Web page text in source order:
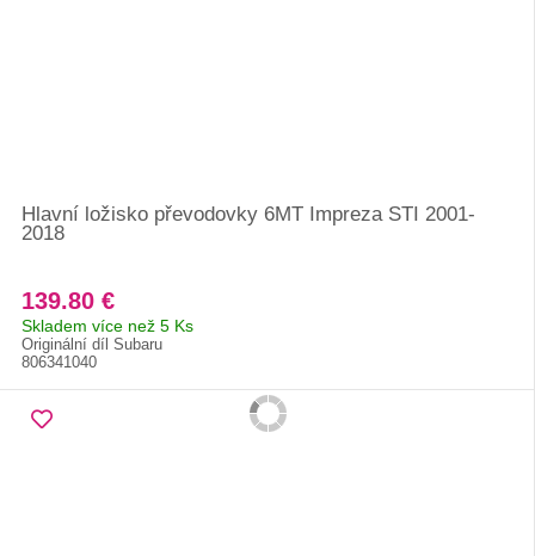
Hlavní ložisko převodovky 6MT Impreza STI 2001-
2018
139.80 €
Skladem více než 5 Ks
Originální díl Subaru
806341040